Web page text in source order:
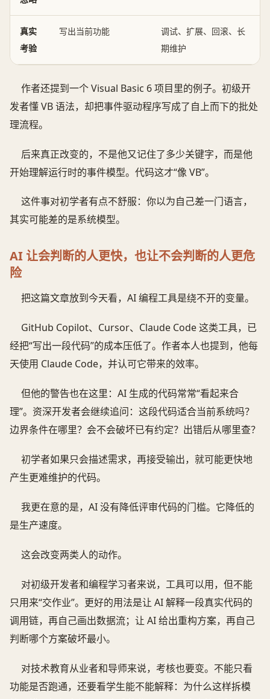
真实
考验
写出当前功能
调试、扩展、回滚、长
期维护
作者还提到一个 Visual Basic 6 项目里的例子。初级开
发者懂 VB 语法，却把事件驱动程序写成了自上而下的批处
理流程。
后来真正改变的，不是他又记住了多少关键字，而是他
开始理解运行时的事件模型。代码这才“像 VB”。
这件事对初学者有点不舒服：你以为自己差一门语言，
其实可能差的是系统模型。
AI 让会判断的人更快，也让不会判断的人更危
险
把这篇文章放到今天看，AI 编程工具是绕不开的变量。
GitHub Copilot、Cursor、Claude Code 这类工具，已
经把“写出一段代码”的成本压低了。作者本人也提到，他每
天使用 Claude Code，并认可它带来的效率。
但他的警告也在这里：AI 生成的代码常常“看起来合
理”。资深开发者会继续追问：这段代码适合当前系统吗？
边界条件在哪里？会不会破坏已有约定？出错后从哪里查？
初学者如果只会描述需求，再接受输出，就可能更快地
产生更难维护的代码。
我更在意的是，AI 没有降低评审代码的门槛。它降低的
是生产速度。
这会改变两类人的动作。
对初级开发者和编程学习者来说，工具可以用，但不能
只用来“交作业”。更好的用法是让 AI 解释一段真实代码的
调用链，再自己画出数据流；让 AI 给出重构方案，再自己
判断哪个方案破坏最小。
对技术教育从业者和导师来说，考核也要变。不能只看
功能是否跑通，还要看学生能不能解释：为什么这样拆模